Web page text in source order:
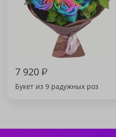
7 920₽
Букет из 9 радужных роз